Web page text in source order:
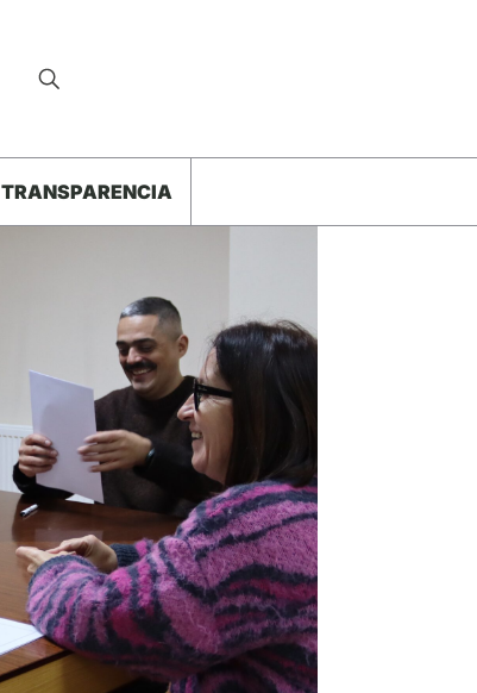
TRANSPARENCIA